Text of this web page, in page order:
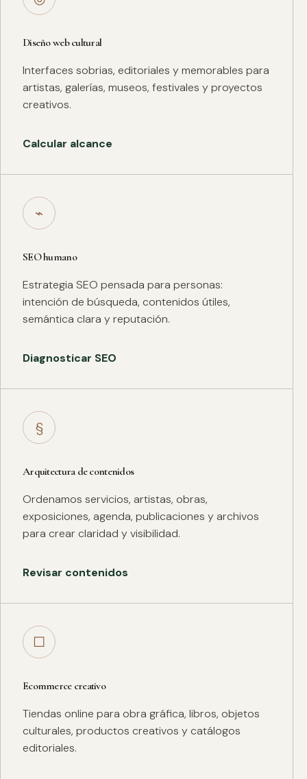
Diseño web cultural
Interfaces sobrias, editoriales y memorables para
artistas, galerías, museos, festivales y proyectos
creativos.
Calcular alcance
⌁
SEO humano
Estrategia SEO pensada para personas:
intención de búsqueda, contenidos útiles,
semántica clara y reputación.
Diagnosticar SEO
§
Arquitectura de contenidos
Ordenamos servicios, artistas, obras,
exposiciones, agenda, publicaciones y archivos
para crear claridad y visibilidad.
Revisar contenidos
□
Ecommerce creativo
Tiendas online para obra gráfica, libros, objetos
culturales, productos creativos y catálogos
editoriales.